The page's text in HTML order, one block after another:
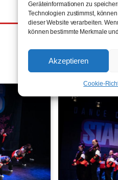
Geräteinformationen zu
Technologien zustimmst,
dieser Website verarbeiten.
können bestimmte Merkmale
Akzeptieren
Cookie-